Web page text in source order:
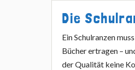
Die
Ein Schulranzen
Bücher ertragen –
der Qualität keine